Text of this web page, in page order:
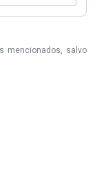
mencionados, salvo